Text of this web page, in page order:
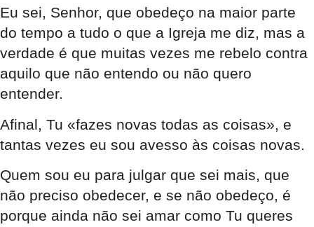
Eu sei, Senhor, que obedeço na maior parte
do tempo a tudo o que a Igreja me diz, mas a
verdade é que muitas vezes me rebelo contra
aquilo que não entendo ou não quero
entender.
Afinal, Tu «fazes novas todas as coisas», e
tantas vezes eu sou avesso às coisas novas.
Quem sou eu para julgar que sei mais, que
não preciso obedecer, e se não obedeço, é
porque ainda não sei amar como Tu queres